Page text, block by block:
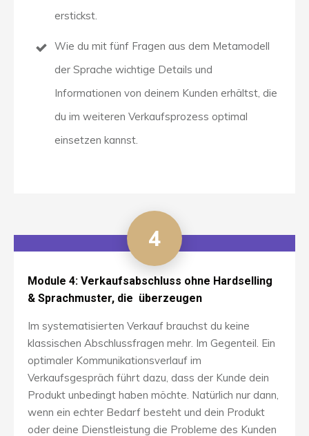
erstickst.
Wie du mit fünf Fragen aus dem Metamodell
der Sprache wichtige Details und
Informationen von deinem Kunden erhältst, die
du im weiteren Verkaufsprozess optimal
einsetzen kannst.
4
Module 4: Verkaufsabschluss ohne Hardselling
& Sprachmuster, die überzeugen
Im systematisierten Verkauf brauchst du keine
klassischen Abschlussfragen mehr. Im Gegenteil. Ein
optimaler Kommunikationsverlauf im
Verkaufsgespräch führt dazu, dass der Kunde dein
Produkt unbedingt haben möchte. Natürlich nur dann,
wenn ein echter Bedarf besteht und dein Produkt
oder deine Dienstleistung die Probleme des Kunden